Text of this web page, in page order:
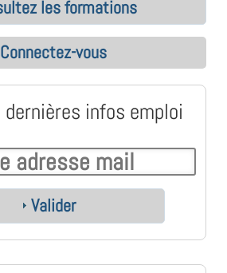
les formations
Connectez-vous
infos emploi
Valider